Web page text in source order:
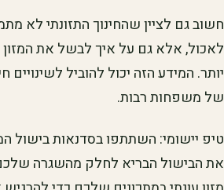
חשוב גם לציין שהחינוך התזונתי לא
לאכול, אלא גם על איך לבשל את המזון
יותר. המידע הזה יכול להוביל לשינויים
של משפחות רבות.
טיפ יישומי: השתתפו בסדנאות בישול
את הבישול הבריא לחלק מהשגרה